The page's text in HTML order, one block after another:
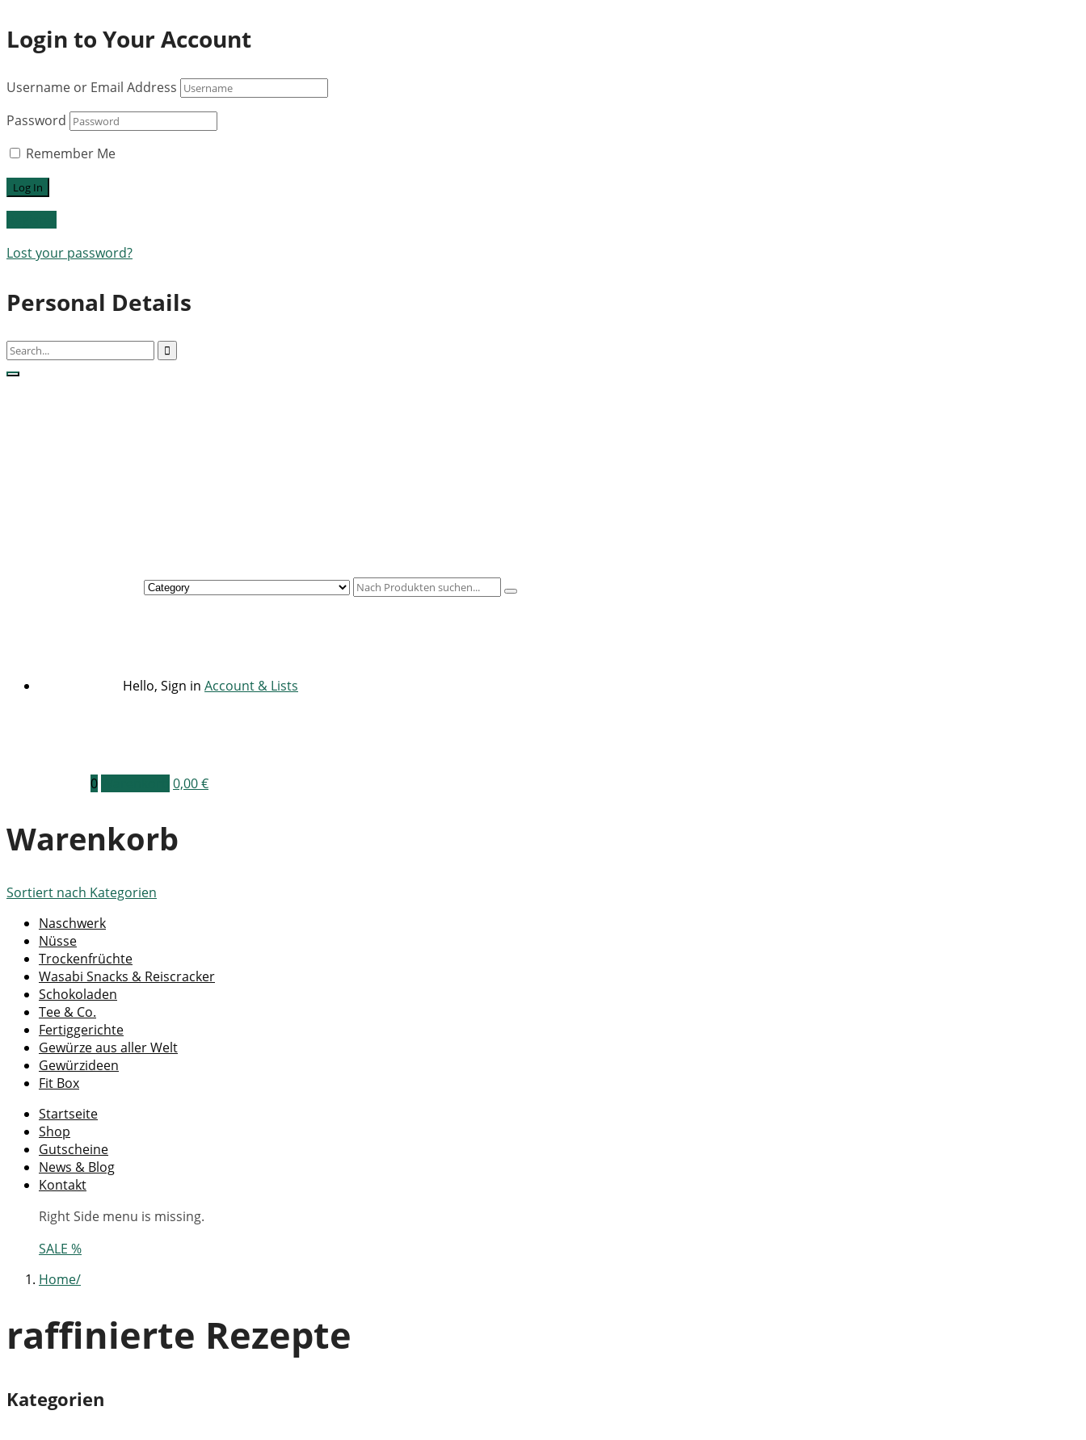
Login to Your Account
Username or Email Address
Password
Remember Me
Lost your password?
Personal Details
Hello, Sign in Account & Lists
0 0,00€
Warenkorb
Sortiert nach Kategorien
Naschwerk
Nüsse
Trockenfrüchte
Wasabi Snacks & Reiscracker
Schokoladen
Tee & Co.
Fertiggerichte
Gewürze aus aller Welt
Gewürzideen
Fit Box
Startseite
Shop
Gutscheine
News & Blog
Kontakt
Right Side menu is missing.
SALE %
Home
raffinierte Rezepte
Kategorien